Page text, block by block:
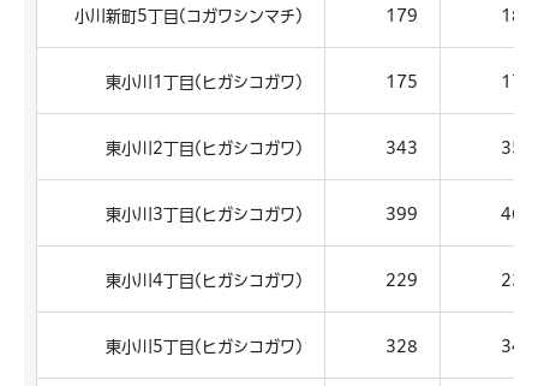
小川新町5丁目(コガワシンマチ) 179 186
東小川1丁目(ヒガシコガワ) 175 176
東小川2丁目(ヒガシコガワ) 343 351
東小川3丁目(ヒガシコガワ) 399 468
東小川4丁目(ヒガシコガワ) 229 238
東小川5丁目(ヒガシコガワ) 328 343